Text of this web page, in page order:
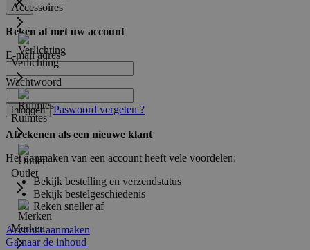
Accessoires
Verlichting
Ruimtes
Outlet
Merken
Reken af met uw account
E-mail adres
Wachtwoord
Inloggen Paswoord vergeten ?
Afrekenen als een nieuwe klant
Het aanmaken van een account heeft vele voordelen:
Bekijk bestelling en verzendstatus
Bekijk bestelgeschiedenis
Reken sneller af
Account aanmaken
Ga naar de inhoud